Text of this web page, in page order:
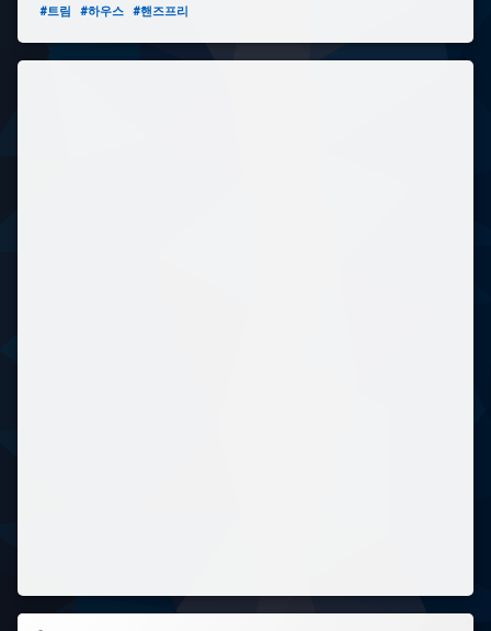
#트림
#하우스 #핸즈프리